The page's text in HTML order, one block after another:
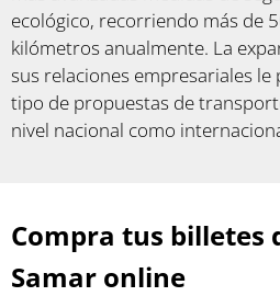
ecológico, recorriendo más de
kilómetros anualmente. La
sus relaciones empresariales
tipo de propuestas de
nivel nacional como
Compra tus billetes
Samar online